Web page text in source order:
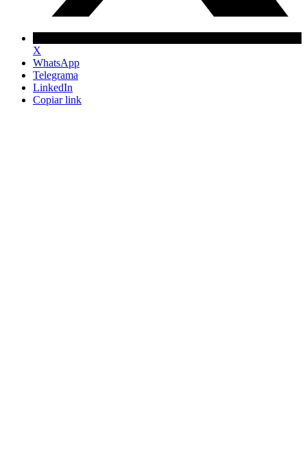
X
WhatsApp
Telegrama
LinkedIn
Copiar link